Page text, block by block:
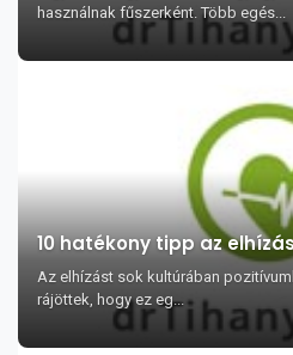
használnak fűszerként. Több egés...
10 hatékony tipp az
Az elhízást sok kultúrában
rájöttek, hogy ez eg...